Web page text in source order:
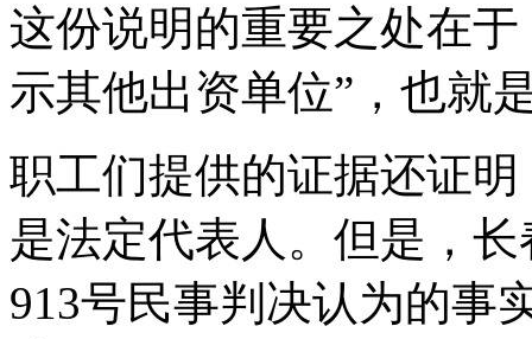
这份说明的重要之处在
示其他出资单位”，也就
职工们提供的证据还证
是法定代表人。但是，
913号民事判决认为的事